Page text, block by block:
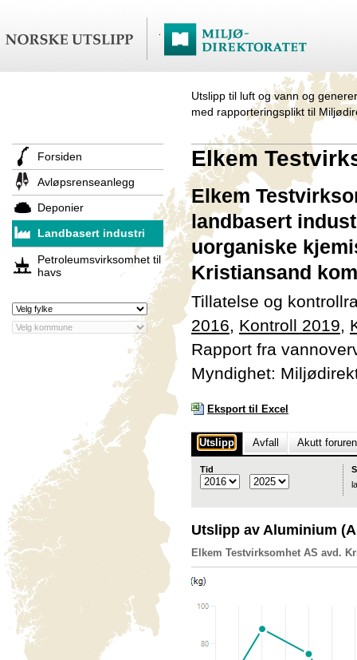
Utslipp til luft og vann og
med rapporteringsplikt til
Forsiden
Avløpsrenseanlegg
Deponier
Landbasert industri
Petroleumsvirksomhet til
havs
Elkem
Elkem
landbasert
uorganiske
Kristiansand
Tillatelse og
2016, Kontroll 2019,
Rapport fra
Myndighet:
Eksport til Excel
Utslipp Avfall Akutt
Tid
Utslipp av Aluminium
Elkem Testvirksomhet AS avd.